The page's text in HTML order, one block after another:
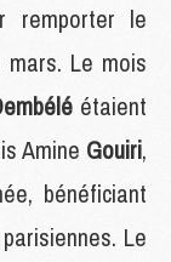
remporter le
Le mois
étaient
Amine Gouiri,
bénéficiant
Le